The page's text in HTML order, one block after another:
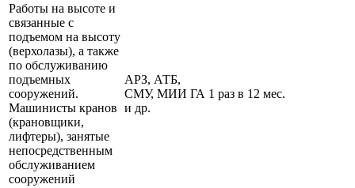
Работы на высоте и
связанные с
подъемом на высоту
(верхолазы), а также
по обслуживанию
подъемных
сооружений.
Машинисты кранов
(крановщики,
лифтеры), занятые
непосредственным
обслуживанием
сооружений
АРЗ, АТБ,
СМУ, МИИ ГА
и др.
1 раз в 12 мес.